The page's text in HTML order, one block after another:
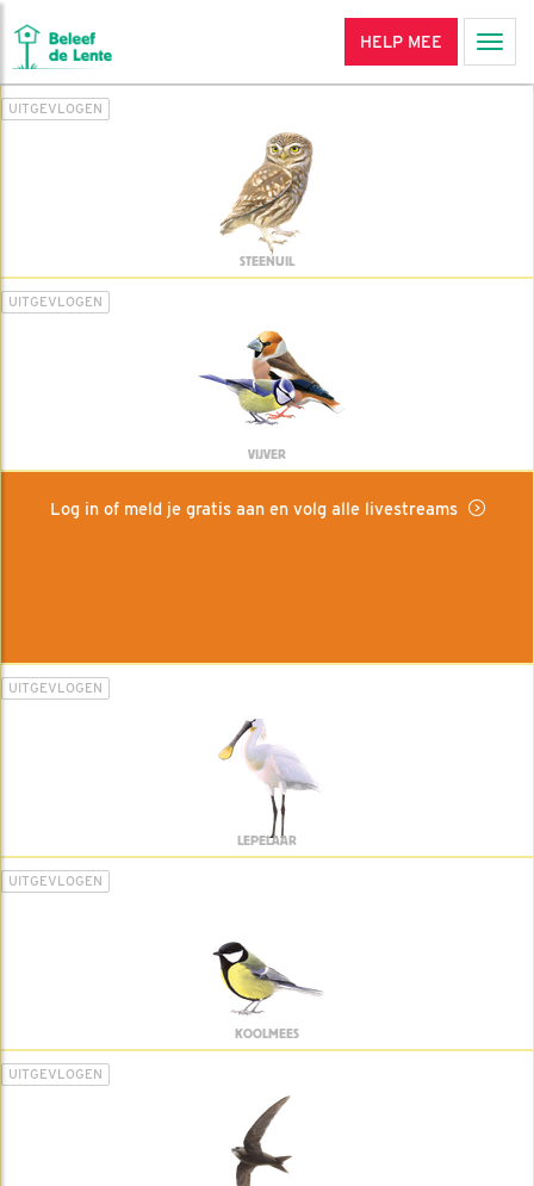
HELP MEE
UITGEVLOGEN
STEENUIL
UITGEVLOGEN
VIJVER
Log in of meld je gratis aan en volg alle livestreams
UITGEVLOGEN
LEPELAAR
UITGEVLOGEN
KOOLMEES
UITGEVLOGEN